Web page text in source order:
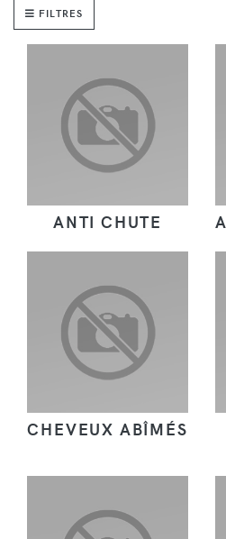
FILTRES
ANTI CHUTE
CHEVEUX ABÎMÉS